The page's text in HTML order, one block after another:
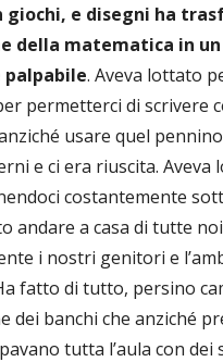
giochi, e disegni ha
della matematica in
palpabile. Aveva lottato
permetterci di scrivere
usare quel
e ci era riuscita. Aveva
costantemente
andare a casa di tutte
i nostri genitori e
fatto di tutto, persino
dei banchi che anziché
tutta l’aula con dei